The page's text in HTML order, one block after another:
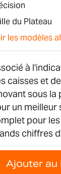
du Plateau
les modèles
à
caisses et
sous
un meilleur
pour
chiffres
Ajouter au